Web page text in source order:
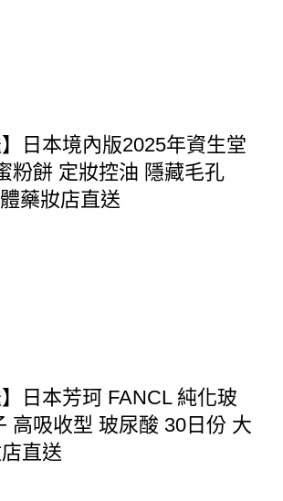
】日本境內版2025年資生堂
粉餅 定妝控油 隱藏毛孔
藥妝店直送
】日本芳珂 FANCL 純化玻
高吸收型 玻尿酸 30日份 大
直送